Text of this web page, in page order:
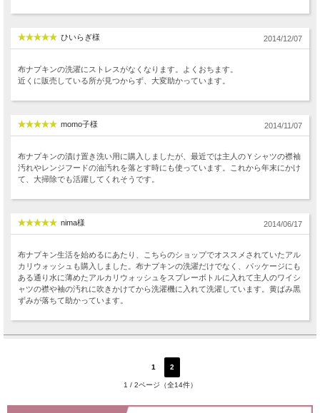
ひいらぎ様 2014/12/07
布ナプキンの洗濯にストレスがなくなります。よくおちます。
近くに販売している所が見つからず、大変助かっています。
momo子様 2014/11/07
布ナプキンの漬け置き洗い用に購入しましたが、最近では主人のＹシャツの襟袖
汚れやレンジフードの油汚れを落とす時にも使っています。これから年末にかけ
て、大掃除でも活躍してくれそうです。
nima様 2014/06/17
布ナプキン生活を始めるにあたり、こちらのショップでオススメされていたアル
カリウォッシュも購入しました。布ナプキンの洗濯だけでなく、パッケージにも
ある通り水に薄めたアルカリウォッシュをスプレーボトルに入れて主人のワイシ
ャツの襟や袖の汚れに吹きかけてから洗濯機に入れて洗濯しています。黄ばみ黒
ずみが落ちて助かっています。
1 2
1 / 2ページ（全14件）